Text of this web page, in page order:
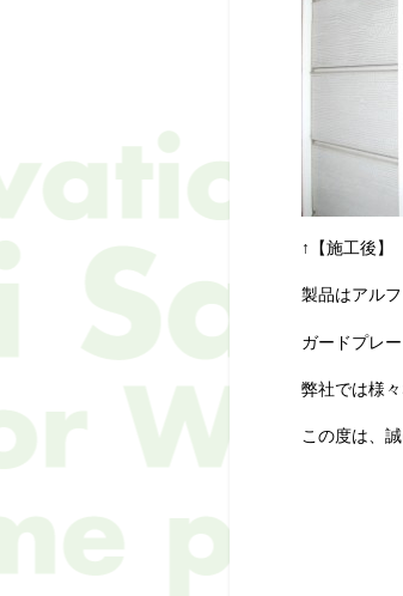
↑【施工後】
製品はアル
ガードプレ
弊社では様
この度は、